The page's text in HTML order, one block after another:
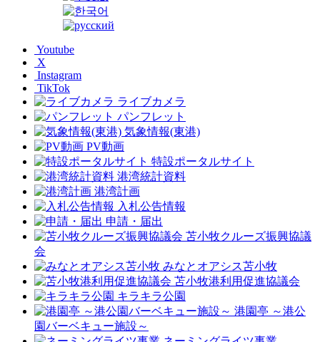
Youtube
X
Instagram
TikTok
ライブカメラ
パンフレット
気象情報(東港)
PV動画
特設ポータルサイト
港湾統計資料
港湾計画
入札公告情報
申請・届出
苫小牧クルーズ振興協議
会
みなとオアシス苫小牧
苫小牧港利用促進協議会
キラキラ公園
港園亭 ～港公
園バーベキュー施設～